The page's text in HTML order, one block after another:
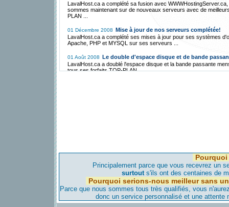
LavalHost.ca a complété sa fusion avec
sommes maintenant sur de nouveaux serveurs avec de
PLAN ...
01 Décembre 2008 Mise à jour de nos serveurs complétée!
LavalHost.ca a complété ses mises à jour pour ses systèmes
Apache, PHP et MYSQL sur ses serveurs ...
01 Août 2008 Le double d'espace disque et de bande
LavalHost.ca a doublé l'espace disque et la bande passante
tous ses forfaits TOP-PLAN ...
LavalHost.ca est déjà transféré vers notre serveur de Montréal,
aviserons nos clients avant de faire migrer leur site dans les
08 Avril 2007 Nouveau serveur maintenant à Montréal!
Pour améliorer, encore plus, notre qualité d'hébergement et
vitesse d'accès encore plus élevée nous avons un nouveau
Montréal...
Principalement parce que vous recevrez un
surtouts'ils ont des centaines de
Pourquoi serions-nous meilleur sans
Parce que nous sommes tous très qualifiés, vous
donc un service personnalisé et une attente